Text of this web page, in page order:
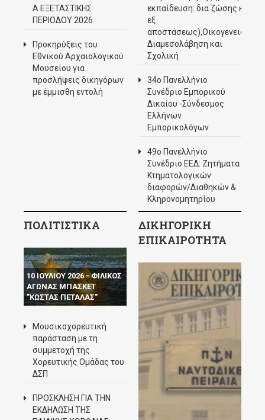
Α ΕΞΕΤΑΣΤΙΚΗΣ
ΠΕΡΙΟΔΟΥ 2026
Προκηρύξεις του
Εθνικού Αρχαιολογικού
Μουσείου για
προσλήψεις δικηγόρων
με έμμισθη εντολή
εκπαίδευση: δια ζώσης και
εξ
αποστάσεως),Οικογενειακή
Διαμεσολάβηση και
Σχολική
34ο Πανελλήνιο
Συνέδριο Εμπορικού
Δικαίου -Σύνδεσμος
Ελλήνων
Εμπορικολόγων
49ο Πανελλήνιο
Συνέδριο ΕΕΔ: Ζητήματα
Κτηματολογικών
διαφορών/Διαθηκών &
Κληρονομητηρίου
ΠΟΛΙΤΙΣΤΙΚΑ
10 ΙΟΥΛΙΟΥ 2026 - ΦΙΛΙΚΟΣ
ΑΓΩΝΑΣ ΜΠΑΣΚΕΤ
"ΚΩΣΤΑΣ ΠΕΤΑΛΑΣ"
Μουσικοχορευτική
παράσταση με τη
συμμετοχή της
Χορευτικής Ομάδας του
ΔΣΠ
ΠΡΟΣΚΛΗΣΗ ΓΙΑ ΤΗΝ
ΕΚΔΗΛΩΣΗ ΤΗΣ
ΔΙΚΗΓΟΡΙΚΗ
ΕΠΙΚΑΙΡΟΤΗΤΑ